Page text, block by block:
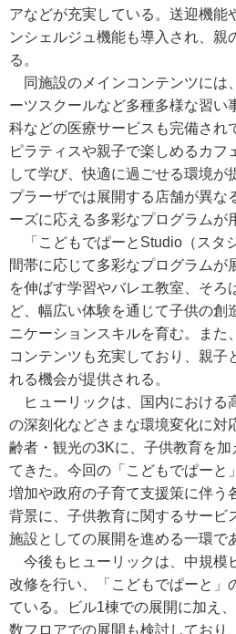
アなどが充実している。送迎機能
ンシェルジュ機能も導入され、親
る。
同施設のメインコンテンツには
ーツスクールなど多種多様な習い
科などの医療サービスも完備され
ピラティスや親子で楽しめるカフ
して学び、快適に過ごせる環境が
プラーザでは展開する店舗が異な
ーズに応える多彩なプログラムが
「こどもでぱーとStudio（スタ
間帯に応じて多彩なプログラムが
を伸ばす学習やバレエ教室、そろ
ど、幅広い体験を通じて子供の創
ニケーションスキルを育む。また
コンテンツも充実しており、親子
れる機会が提供される。
ヒューリックは、国内における
の深刻化などさまな環境変化に対
齢者・観光の3Kに、子供教育を
てきた。今回の「こどもでぱーと
増加や政府の子育て支援策に伴う
背景に、子供教育に関するサービ
施設としての展開を進める一環で
今後もヒューリックは、中規模
改修を行い、「こどもでぱーと」
ている。ビル1棟での展開に加え
数フロアでの展開も検討しており